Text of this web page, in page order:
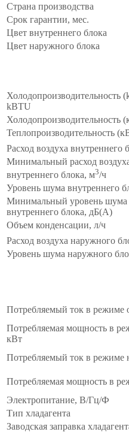
Страна производства
Срок гарантии, мес.
Цвет внутреннего блока
Цвет наружного блока
Холодопроизводительность
kBTU
Холодопроизводительность
Теплопроизводительность
Расход воздуха внутреннего
Минимальный расход
внутреннего блока, м3/ч
Уровень шума внутреннего
Минимальный уровень шума
внутреннего блока, дБ(А)
Объем конденсации, л/ч
Расход воздуха наружного
Уровень шума наружного
Потребляемый ток в режиме
Потребляемая мощность в
кВт
Потребляемый ток в режиме
Потребляемая мощность в
Электропитание, В/Гц/Ф
Тип хладагента
Заводская заправка